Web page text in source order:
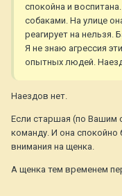
спокойна и
собаками. На улице
реагирует на нельзя.
Я не знаю агрессия
опытных людей.
Наездов нет.
Если старшая (по Вашим
команду. И она спокойно
внимания на щенка.
А щенка тем временем